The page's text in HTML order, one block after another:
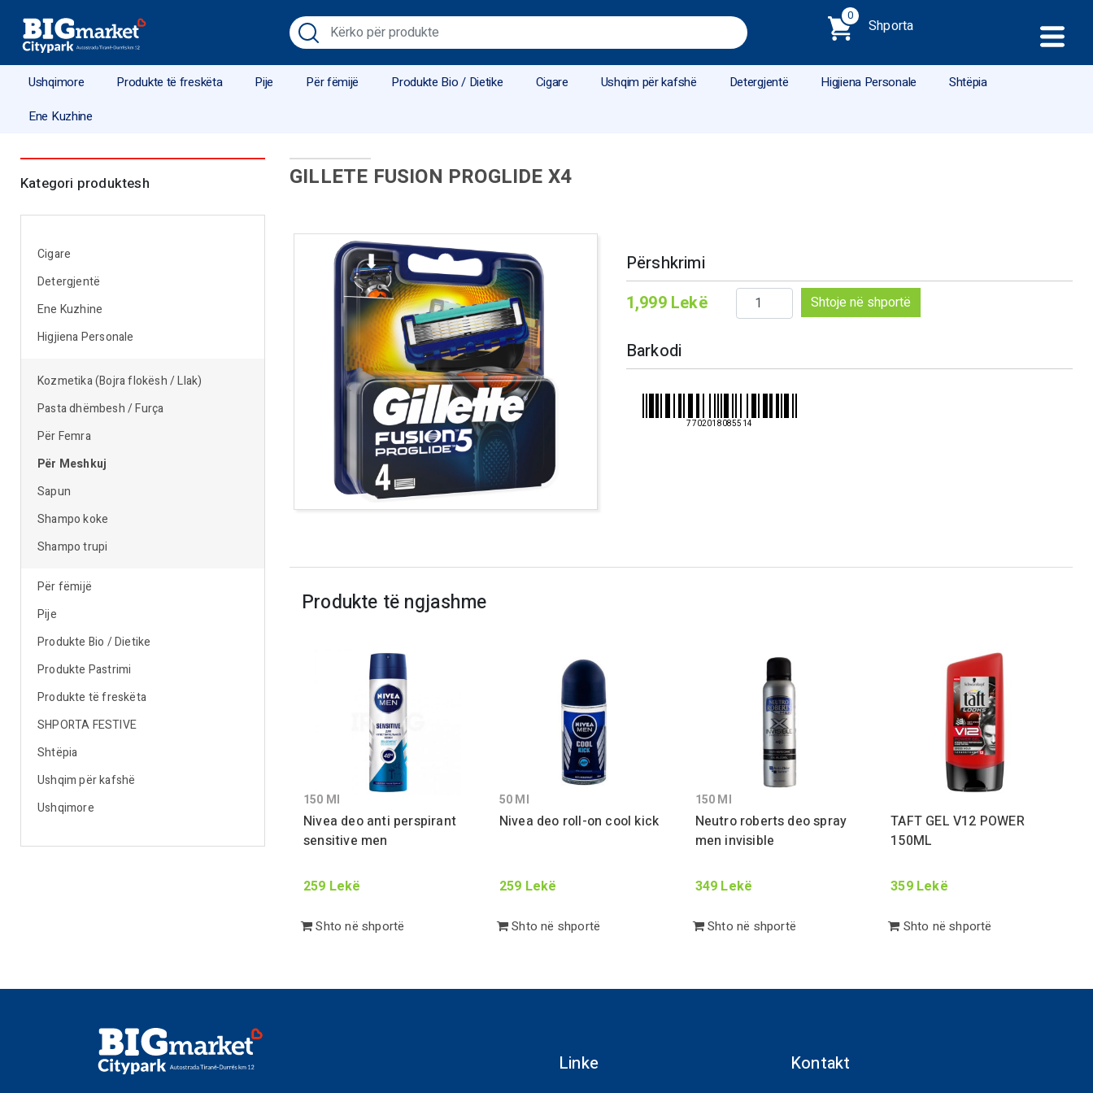
0
Shporta
Ushqimore Produkte të freskëta Pije Për fëmijë Produkte Bio / Dietike Cigare Ushqim për kafshë Detergjentë Higjiena Personale
Shtëpia
Ene Kuzhine
Kategori produktesh
Cigare
Detergjentë
Ene Kuzhine
Higjiena Personale
Kozmetika (Bojra flokësh / Llak)
Pasta dhëmbesh / Furça
Për Femra
Për Meshkuj
Sapun
Shampo koke
Shampo trupi
Për fëmijë
Pije
Produkte Bio / Dietike
Produkte Pastrimi
Produkte të freskëta
SHPORTA FESTIVE
Shtëpia
Ushqim për kafshë
Ushqimore
GILLETE FUSION PROGLIDE X4
Përshkrimi
1,999Lekë
Sasi
GILLETE
X4
Shtoje në shportë
Barkodi
7702018085514
Produkte të ngjashme
Nivea deo anti perspirant
sensitive men
150 Ml
259 Lekë
Shto në shportë
Nivea deo roll-on cool kick
50Ml
259 Lekë
Shto në shportë
Neutro roberts deo spray
men invisible
150Ml
349 Lekë
Shto në shportë
TAFT GEL V12 POWER
150ML
359Lekë
Shto në shportë
Linke Kontakt